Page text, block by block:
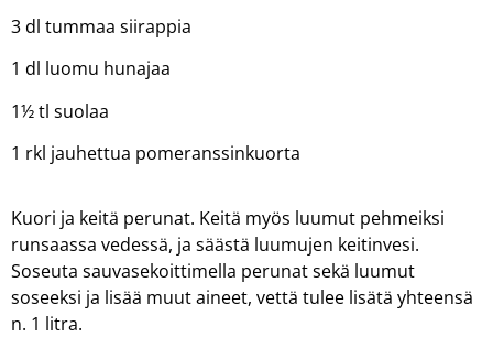
3 dl tummaa siirappia
1 dl luomu hunajaa
1½ tl suolaa
1 rkl jauhettua pomeranssinkuorta
Kuori ja keitä perunat. Keitä myös luumut pehmeiksi
runsaassa vedessä, ja säästä luumujen keitinvesi.
Soseuta sauvasekoittimella perunat sekä luumut
soseeksi ja lisää muut aineet, vettä tulee lisätä yhteensä
n. 1 litra.